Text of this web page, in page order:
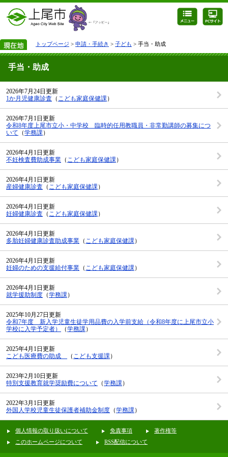
トップページ > 申請・手続き > 子ども > 手当・助成
手当・助成
2026年7月24日更新
1か月児健康診査 （ こども家庭保健課 ）
2026年7月1日更新
令和8年度上尾市立小・中学校 臨時的任用教職員・非常勤講師の募集につ
いて （学務課 ）
2026年4月1日更新
不妊検査費助成事業 （ こども家庭保健課 ）
2026年4月1日更新
産婦健康診査 （ こども家庭保健課 ）
2026年4月1日更新
妊婦健康診査 （ こども家庭保健課 ）
2026年4月1日更新
多胎妊婦健康診査助成事業 （ こども家庭保健課 ）
2026年4月1日更新
妊婦のための支援給付事業 （ こども家庭保健課 ）
2026年4月1日更新
就学援助制度 （学務課 ）
2025年10月27日更新
令和7年度 新入学児童生徒学用品費の入学前支給（令和8年度に上尾市立小
学校に入学予定者）
（学務課 ）
2025年4月1日更新
こども医療費の助成
（ こども支援課 ）
2023年2月10日更新
特別支援教育就学奨励費について （学務課 ）
2022年3月1日更新
外国人学校児童生徒保護者補助金制度 （学務課 ）
個人情報の取り扱いについて 免責事項
著作権等
このホームページについて
RSS配信について